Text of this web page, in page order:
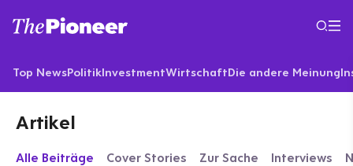
Top NewsPolitikInvestmentWirtschaftDie andere Meinung
Artikel
Alle Beiträge Cover Stories Zur Sache Interviews